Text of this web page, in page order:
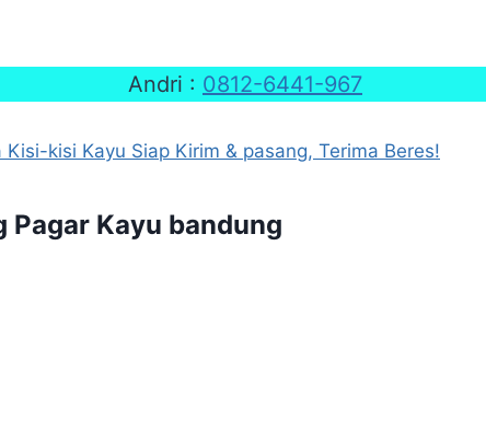
Andri : 0812-6441-967
Kisi-kisi Kayu Siap Kirim & pasang, Terima Beres!
Pagar Kayu bandung